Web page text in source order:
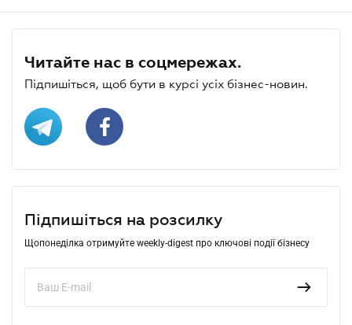
Читайте нас в соцмережах.
Підпишіться, щоб бути в курсі усіх бізнес-новин.
Підпишіться на розсилку
Щопонеділка отримуйте weekly-digest про ключові події бізнесу